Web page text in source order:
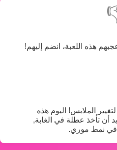
الملابس! اليوم هذه
أن تأخذ عطلة في الغابة,
في نمط موري.